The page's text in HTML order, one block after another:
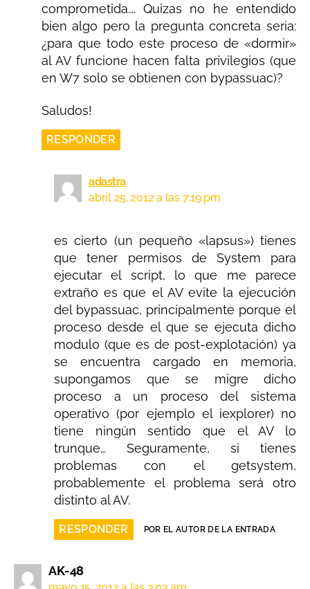
comprometida…. Quizas no he entendido
bien algo pero la pregunta concreta seria:
¿para que todo este proceso de «dormir»
al AV funcione hacen falta privilegios (que
en W7 solo se obtienen con bypassuac)?
Saludos!
RESPONDER
adastra
abril 25, 2012 a las 7:19 pm
es cierto (un pequeño «lapsus») tienes
que tener permisos de System para
ejecutar el script, lo que me parece
extraño es que el AV evite la ejecución
del bypassuac, principalmente porque el
proceso desde el que se ejecuta dicho
modulo (que es de post-explotación) ya
se encuentra cargado en memoria,
supongamos que se migre dicho
proceso a un proceso del sistema
operativo (por ejemplo el iexplorer) no
tiene ningún sentido que el AV lo
trunque… Seguramente, si tienes
problemas con el getsystem,
probablemente el problema será otro
distinto al AV.
RESPONDER POR EL AUTOR DE LA ENTRADA
AK-48